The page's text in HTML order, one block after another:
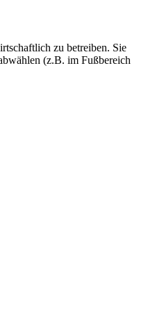
zu betreiben. Sie
(z.B. im Fußbereich